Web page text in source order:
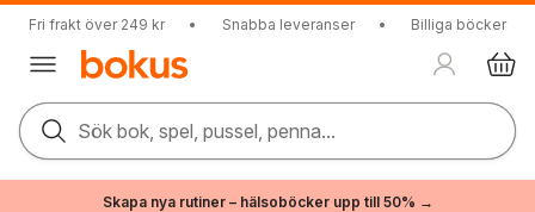
Fri frakt över 249 kr • Snabba leveranser • Billiga böcker
Sök bok, spel, pussel, penna...
Skapa nya rutiner – hälsoböcker upp till 50% →